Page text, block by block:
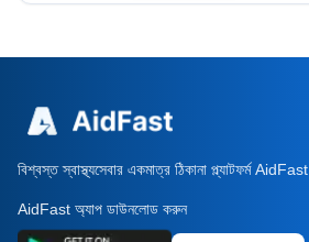
বিশ্বস্ত স্বাস্থ্যসেবার একমাত্র ঠিকানা প্ল্যাটফর্ম AidFast
AidFast অ্যাপ ডাউনলোড করুন